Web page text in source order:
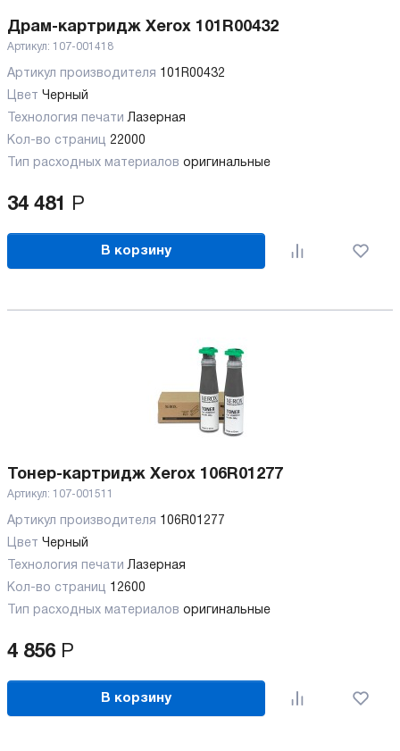
Драм-картридж Xerox 101R00432
Артикул: 107-001418
Артикул производителя
101R00432
Цвет Черный
Технология печатиЛазерная
Кол-во страниц 22000
Тип расходных материалов оригинальные
34 481 Р
В корзину
Тонер-картридж Xerox 106R01277
Артикул: 107-001511
Артикул производителя
106R01277
Цвет Черный
Технология печатиЛазерная
Кол-во страниц 12600
Тип расходных материалов оригинальные
4 856 Р
В корзину